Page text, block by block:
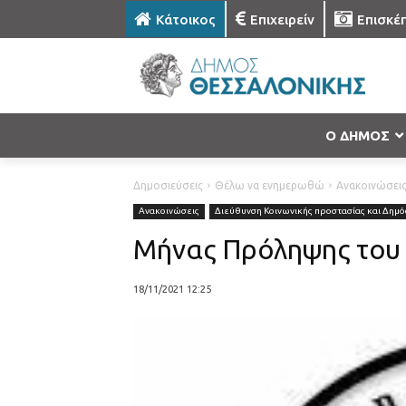
Κάτοικος Επιχειρείν
Ο ΔΗΜΟΣ
Δημοσιεύσεις Θέλω να ενημερωθώ Ανακοινώσεις
Ανακοινώσεις Διεύθυνση Κοινωνικής προστασίας και
Μήνας Πρόληψης του
18/11/2021 12:25